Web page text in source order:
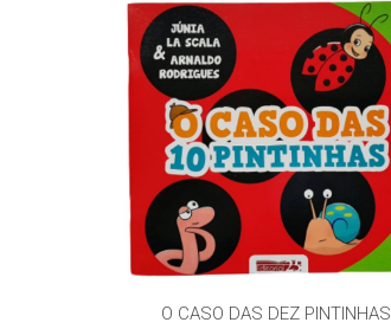
O CASO DAS DEZ PINTINHAS